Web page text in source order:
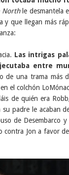
Northle desmantela
y que llegan más
Las intrigas
entre
de una trama más
el colchón
de quién era
su padre le acaban
de Desembarco
Jon a favor